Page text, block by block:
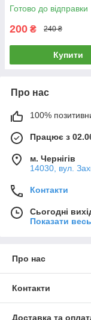
Готово до відправки
200 ₴ 240 ₴
Купити
Про нас
100%
Працює з
м. Чернігів
14030, вул.
Контакти
Сьогодні
Показати
Про нас
Контакти
Доставка та